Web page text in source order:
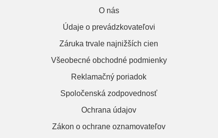
O nás
Údaje o prevádzkovateľovi
Záruka trvale najnižších cien
Všeobecné obchodné podmienky
Reklamačný poriadok
Spoločenská zodpovednosť
Ochrana údajov
Zákon o ochrane oznamovateľov